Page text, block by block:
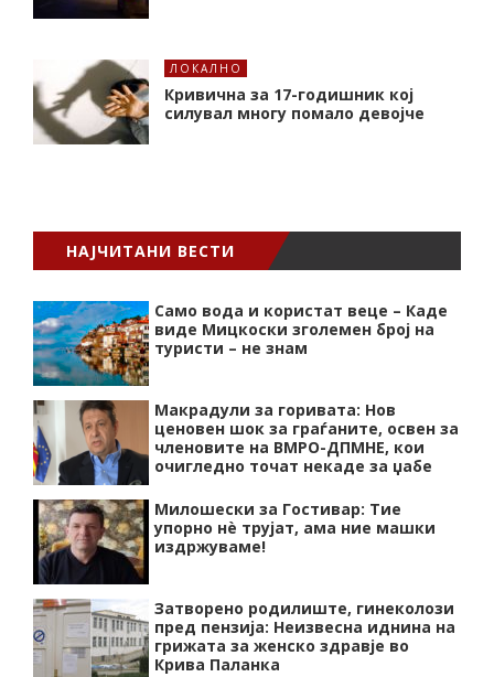
ЛОКАЛНО
Кривична за 17-годишник кој
силувал многу помало девојче
НАЈЧИТАНИ ВЕСТИ
Само вода и користат веце – Каде
виде Мицкоски зголемен број на
туристи – не знам
Макрадули за горивата: Нов
ценовен шок за граѓаните, освен за
членовите на ВМРО-ДПМНЕ, кои
очигледно точат некаде за џабе
Милошески за Гостивар: Тие
упорно нѐ трујат, ама ние машки
издржуваме!
Затворено родилиште, гинеколози
пред пензија: Неизвесна иднина на
грижата за женско здравје во
Крива Паланка